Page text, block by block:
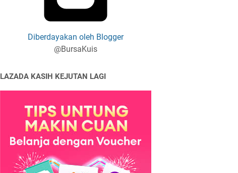
Diberdayakan oleh Blogger
@BursaKuis
LAZADA KASIH KEJUTAN LAGI